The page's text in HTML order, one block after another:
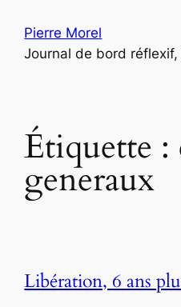
contenu
Pierre Morel
Journal de bord
Étiquette :
generaux
Libération, 6 ans